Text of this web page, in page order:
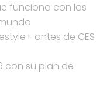
funciona con las
antes de CES
con su plan de